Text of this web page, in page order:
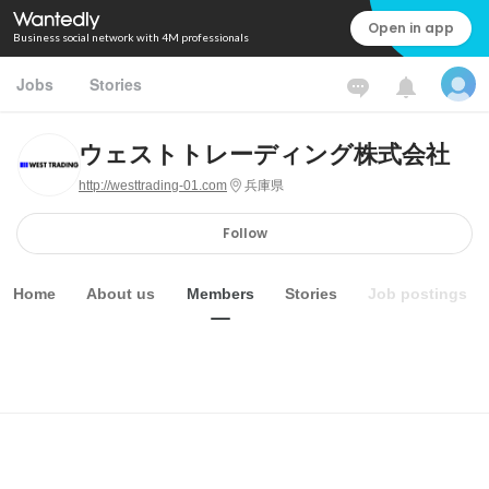
Business social network with 4M professionals Open in app
Jobs Stories
ウェストトレーディング株式会社
http://westtrading-01.com 兵庫県
Follow
Home About us Members Stories Job postings